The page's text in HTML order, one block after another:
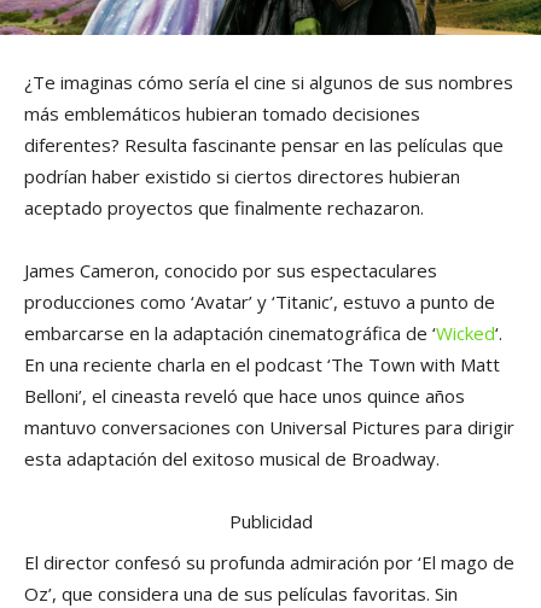
¿Te imaginas cómo sería el cine si algunos de sus nombres
más emblemáticos hubieran tomado decisiones
diferentes? Resulta fascinante pensar en las películas que
podrían haber existido si ciertos directores hubieran
aceptado proyectos que finalmente rechazaron.
James Cameron, conocido por sus espectaculares
producciones como ‘Avatar’ y ‘Titanic’, estuvo a punto de
embarcarse en la adaptación cinematográfica de ‘Wicked‘.
En una reciente charla en el podcast ‘The Town with Matt
Belloni’, el cineasta reveló que hace unos quince años
mantuvo conversaciones con Universal Pictures para dirigir
esta adaptación del exitoso musical de Broadway.
Publicidad
El director confesó su profunda admiración por ‘El mago de
Oz’, que considera una de sus películas favoritas. Sin